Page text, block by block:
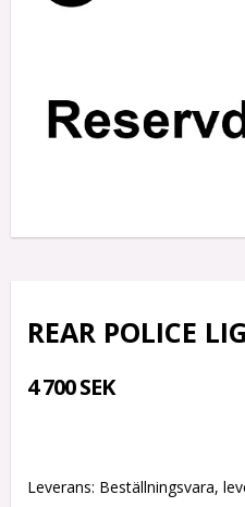
REAR POLICE
4 700 SEK
Leverans: Beställningsvara,